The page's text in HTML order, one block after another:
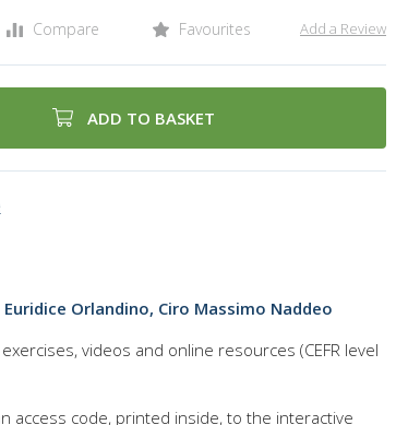
Compare Favourites Add a Review
ADD TO BASKET
Orlandino, Ciro Massimo Naddeo
videos and online resources (CEFR level
access code, printed inside, to the interactive